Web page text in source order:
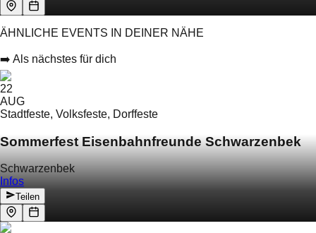
ÄHNLICHE EVENTS IN DEINER NÄHE
➡️ Als nächstes für dich
22
AUG
Stadtfeste, Volksfeste, Dorffeste
Sommerfest Eisenbahnfreunde Schwarzenbek
Schwarzenbek
Infos
Teilen